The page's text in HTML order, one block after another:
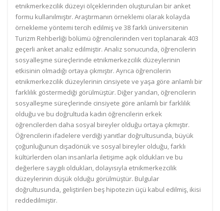
etnikmerkezcilik düzeyi ölçeklerinden oluşturulan bir anket
formu kullanılmıştır. Araştırmanın örneklemi olarak kolayda
örnekleme yöntemi tercih edilmiş ve 38 farklı üniversitenin
Turizm Rehberliği bölümü öğrencilerinden veri toplanarak 403
geçerli anket analiz edilmiştir. Analiz sonucunda, öğrencilerin
sosyalleşme süreçlerinde etnikmerkezcilik düzeylerinin
etkisinin olmadığı ortaya çıkmıştır. Ayrıca öğrencilerin
etnikmerkezcilik düzeylerinin cinsiyete ve yaşa göre anlamlı bir
farklılık göstermediği görülmüştür. Diğer yandan, öğrencilerin
sosyalleşme süreçlerinde cinsiyete göre anlamlı bir farklılık
olduğu ve bu doğrultuda kadın öğrencilerin erkek
öğrencilerden daha sosyal bireyler olduğu ortaya çıkmıştır.
Öğrencilerin ifadelere verdiği yanıtlar doğrultusunda, büyük
çoğunluğunun dışadönük ve sosyal bireyler olduğu, farklı
kültürlerden olan insanlarla iletişime açık oldukları ve bu
değerlere saygılı oldukları, dolayısıyla etnikmerkezcilik
düzeylerinin düşük olduğu görülmüştür. Bulgular
doğrultusunda, geliştirilen beş hipotezin üçü kabul edilmiş, ikisi
reddedilmiştir.